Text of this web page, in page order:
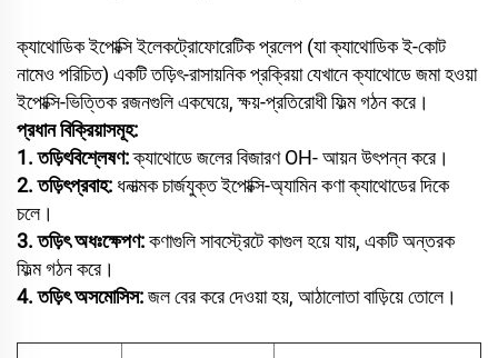
ক্যাথোডিক ইপোক্সি ইলেকট্রোফোরেটিক প্রলেপ (যা ক্যাথোডিক ই-কোট
নামেও পরিচিত) একটি তড়িৎ-রাসায়নিক প্রক্রিয়া যেখানে ক্যাথোডে জমা হওয়া
ইপোক্সি-ভিত্তিক রজনগুলি একঘেয়ে, ক্ষয়-প্রতিরোধী ফিল্ম গঠন করে।
প্রধান বিক্রিয়াসমূহ:
1. তড়িৎবিশ্লেষণ:ক্যাথোডে জলের বিজারণ OH- আয়ন উৎপন্ন করে।
2. তড়িৎপ্রবাহ: ধনাত্মক চার্জযুক্ত ইপোক্সি-অ্যামিন কণা ক্যাথোডের দিকে
চলে।
3. তড়িৎ অধঃক্ষেপণ:কণাগুলি সাবস্ট্রেটে কাগুল হয়ে যায়, একটি অন্তরক
ফিল্ম গঠন করে।
4. তড়িৎ অসমোসিস:জল বের করে দেওয়া হয়, আঠালোতা বাড়িয়ে তোলে।